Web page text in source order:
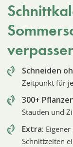
Schneiden
Zeitpunkt für
300+
Stauden und
Extra:
Schnittzeiten